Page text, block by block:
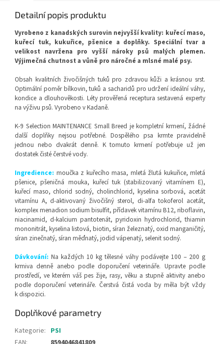
Detailní popis produktu
Vyrobeno z kanadských surovin nejvyšší kvality: kuřecí maso,
kuřecí tuk, kukuřice, pšenice a doplňky. Speciální tvar a
velikost navržena pro vyšší nároky psů malých plemen.
Výjimečná chutnost a vůně pro náročné a mlsné malé psy.
Obsah kvalitních živočišných tuků pro zdravou kůži a krásnou srst.
Optimální poměr bílkovin, tuků a sacharidů pro udržení ideální váhy,
kondice a dlouhověkosti. Léty prověřená receptura sestavená experty
na výživu psů. Vyrobeno v Kadaně.
K-9 Selection MAINTENANCE Small Breed je kompletní krmení, žádné
další doplňky nejsou potřebné. Dospělého psa krmte pravidelně
jednou nebo dvakrát denně. K tomuto krmení potřebuje už jen
dostatek čisté čerstvé vody.
Ingredience: moučka z kuřecího masa, mletá žlutá kukuřice, mletá
pšenice, pšeničná mouka, kuřecí tuk (stabilizovaný vitamínem E),
kuřecí maso, chlorid sodný, cholinchlorid, kyselina sorbová, acetát
vitamínu A, d-aktivovaný živočišný sterol, di-alfa tokoferol acetát,
komplex menadion sodium bisulfit, přídavek vitamínu B12, riboflavin,
niacinamid, d-kalcium pantotenát, pyridoxin hydrochlorid, thiamin
mononitrát, kyselina listová, biotin, síran železnatý, oxid manganičitý,
síran zinečnatý, síran měďnatý, jodid vápenatý, selenit sodný.
Dávkování: Na každých 10 kg tělesné váhy podávejte 100 – 200 g
krmiva denně anebo podle doporučení veterináře. Upravte podle
prostředí, ve kterém váš pes žije, rasy, věku a stupně aktivity anebo
podle doporučení veterináře. Čerstvá čistá voda by měla být vždy
k dispozici.
Doplňkové parametry
Kategorie: PSI